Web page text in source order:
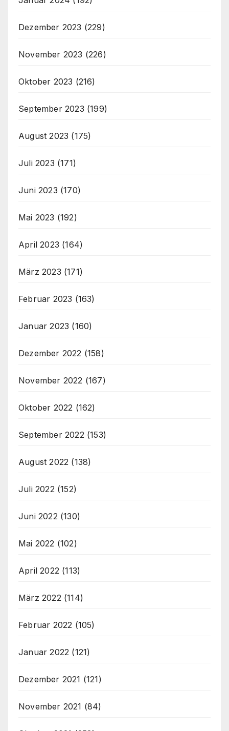
Dezember 2023 (229)
November 2023 (226)
Oktober 2023 (216)
September 2023 (199)
August 2023 (175)
Juli 2023 (171)
Juni 2023 (170)
Mai 2023 (192)
April 2023 (164)
März 2023 (171)
Februar 2023 (163)
Januar 2023 (160)
Dezember 2022 (158)
November 2022 (167)
Oktober 2022 (162)
September 2022 (153)
August 2022 (138)
Juli 2022 (152)
Juni 2022 (130)
Mai 2022 (102)
April 2022 (113)
März 2022 (114)
Februar 2022 (105)
Januar 2022 (121)
Dezember 2021 (121)
November 2021 (84)